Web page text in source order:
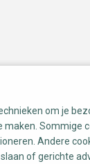
om je
maken. Sommige
Andere
of gerichte